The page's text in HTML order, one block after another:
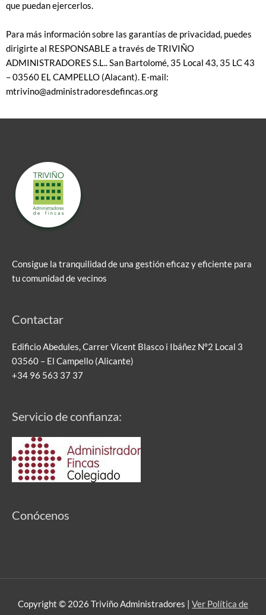
que puedan ejercerlos.
Para más información sobre las garantías de privacidad, puedes
dirigirte al RESPONSABLE a través de TRIVIÑO
ADMINISTRADORES S.L.. San Bartolomé, 35 Local 43, 35 LC 43
– 03560 EL CAMPELLO (Alacant). E-mail:
mtrivino@administradoresdefincas.org
Consigue la tranquilidad de una gestión eficaz y eficiente para
tu comunidad de vecinos
Contactar
Edificio Abedules, Carrer Vicent Blasco i Ibáñez Nº2 Local 3
03560 – El Campello (Alicante)
+34 96 563 37 37
Servicio de confianza:
Conócenos
Copyright © 2026 Triviño Administradores
Ver Política de